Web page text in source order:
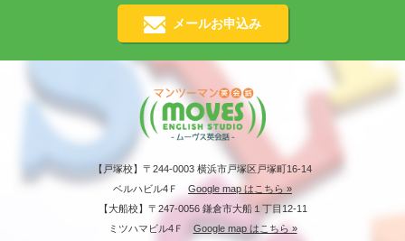
メールお申込み
【戸塚校】〒244-0003 横浜市戸塚区戸塚町16-14
ベルハビル4Ｆ Google map はこちら »
【大船校】〒247-0056 鎌倉市大船１丁目12-11
ミツハマビル4Ｆ Google map はこちら »